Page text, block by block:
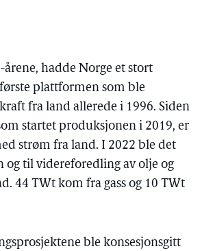
hadde Norge et stort
plattformen som ble
fra land allerede i 1996. Siden
startet produksjonen i 2019, er
strøm fra land. I 2022 ble det
og til videreforedling av olje og
44 TWt kom fra gass og 10 TWt
ble konsesjonsgitt